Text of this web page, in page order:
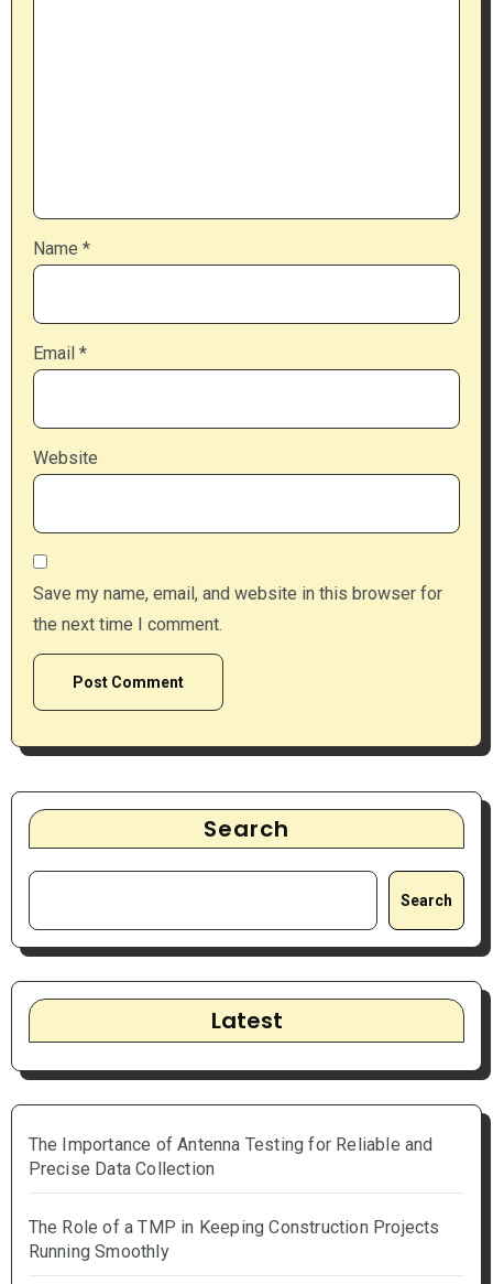
Name *
Email *
Website
Save my name, email, and website in this browser for
the next time I comment.
Search
Search
Latest
The Importance of Antenna Testing for Reliable and
Precise Data Collection
The Role of a TMP in Keeping Construction Projects
Running Smoothly